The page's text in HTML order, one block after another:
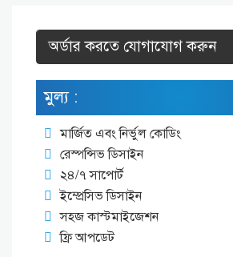
অর্ডার করতে যোগাযোগ করুন
মুল্য :
মার্জিত এবং নির্ভুল কোডিং
রেস্পন্সিভ ডিসাইন
২৪/৭ সাপোর্ট
ইম্প্রেসিভ ডিসাইন
সহজ কাস্টমাইজেশন
ফ্রি আপডেট